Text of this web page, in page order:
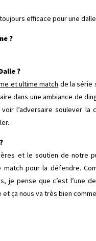
efficace pour une
?
?
et ultime match de la série
dans une ambiance de
l’adversaire soulever la
et le soutien de notre
pour la défendre.
pense que c’est l’une
ça nous va très bien